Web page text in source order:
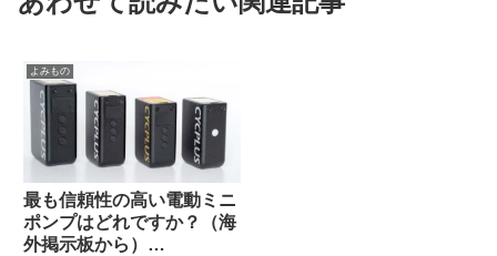
よみもの
最も信頼性の高い電動ミニ
ポンプはどれですか？（海
外掲示板から）